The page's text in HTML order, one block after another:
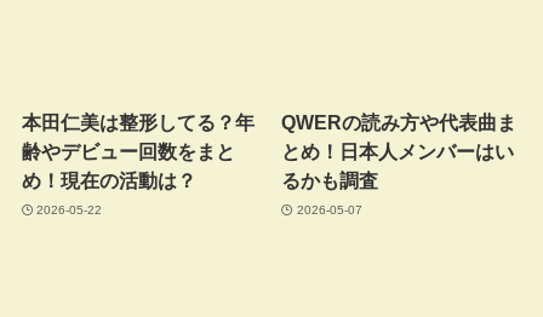
本田仁美は整形してる？年
齢やデビュー回数をまと
め！現在の活動は？
2026-05-22
QWERの読み方や代表曲ま
とめ！日本人メンバーはい
るかも調査
2026-05-07